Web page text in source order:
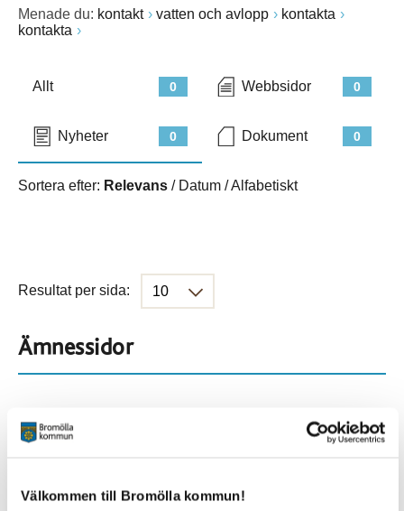
Välkommen till Bromölla kommun!
Menade du: kontakt vatten och avlopp
kontakta
kontakta
0
Allt 0
Webbsidor
0
Nyheter 0
Dokument
Sortera efter: Relevans / Datum /Alfabetiskt
Resultat per sida:
Ämnessidor
901
Hela webbplatsen